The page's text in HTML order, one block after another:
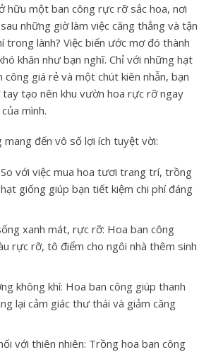
hữu một ban công rực rỡ sắc hoa, nơi
những giờ làm việc căng thẳng và tận
trong lành? Việc biến ước mơ đó thành
khăn như bạn nghĩ. Chỉ với những hạt
giá rẻ và một chút kiên nhẫn, bạn
tạo nên khu vườn hoa rực rỡ ngay
mình.
mang đến vô số lợi ích tuyệt vời:
So với việc mua hoa tươi trang trí, trồng
giống giúp bạn tiết kiệm chi phí đáng
xanh mát, rực rỡ: Hoa ban công
rực rỡ, tô điểm cho ngôi nhà thêm sinh
không khí: Hoa ban công giúp thanh
lại cảm giác thư thái và giảm căng
với thiên nhiên: Trồng hoa ban công